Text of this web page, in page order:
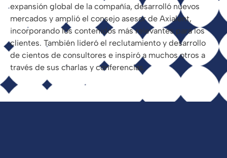
expansión global de la compañía, desarrolló nuevos
mercados y amplió el consejo asesor de Axialent,
incorporando los contenidos más relevantes para los
clientes. También lideró el reclutamiento y desarrollo
de cientos de consultores e inspiró a muchos otros a
través de sus charlas y conferencias.